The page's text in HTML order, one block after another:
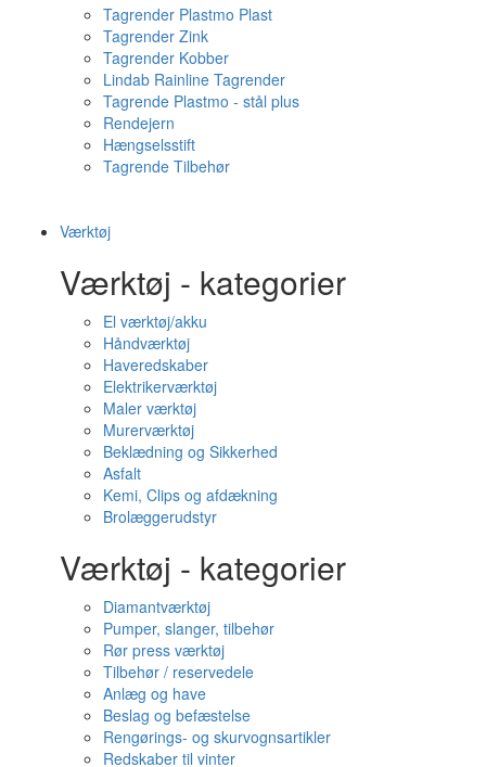
Tagrender Plastmo Plast
Tagrender Zink
Tagrender Kobber
Lindab Rainline Tagrender
Tagrende Plastmo - stål plus
Rendejern
Hængselsstift
Tagrende Tilbehør
Værktøj
Værktøj - kategorier
El værktøj/akku
Håndværktøj
Haveredskaber
Elektrikerværktøj
Maler værktøj
Murerværktøj
Beklædning og Sikkerhed
Asfalt
Kemi, Clips og afdækning
Brolæggerudstyr
Værktøj - kategorier
Diamantværktøj
Pumper, slanger, tilbehør
Rør press værktøj
Tilbehør / reservedele
Anlæg og have
Beslag og befæstelse
Rengørings- og skurvognsartikler
Redskaber til vinter